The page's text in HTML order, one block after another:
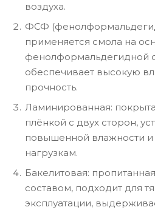
воздуха.
ФСФ
применяется смола на
фенолформальдегидной
обеспечивает высокую
прочность.
Ламинированная:
плёнкой с двух сторон,
повышенной влажности
нагрузкам.
Бакелитовая:
составом, подходит для
эксплуатации,